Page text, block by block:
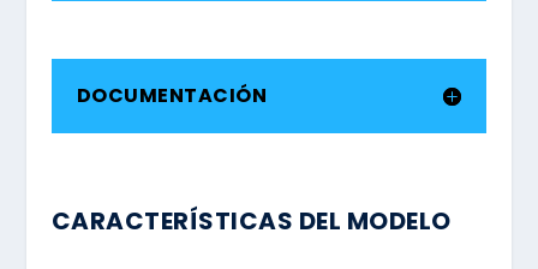
DOCUMENTACIÓN
CARACTERÍSTICAS DEL MODELO